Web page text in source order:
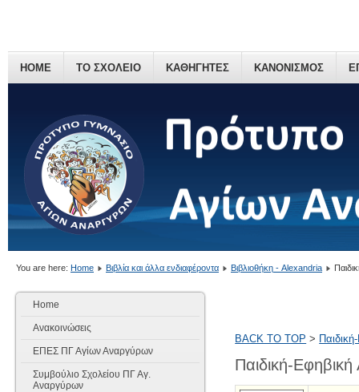
HOME ΤΟ ΣΧΟΛΕΙΟ ΚΑΘΗΓΗΤΕΣ ΚΑΝΟΝΙΣΜΟΣ
You are here: Home Βιβλία και άλλα ενδιαφέροντα Βιβλιοθήκη - Alexandria
Home
Ανακοινώσεις
ΕΠΕΣ ΠΓ Αγίων Αναργύρων
Συμβούλιο Σχολείου ΠΓ Αγ.
Αναργύρων
BACK TO TOP >
Παιδική-Εφηβική